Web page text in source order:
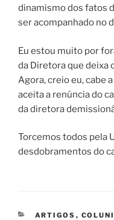
dinamismo dos fatos
ser acompanhado no
Eu estou muito por
da Diretora que deixa
Agora, creio eu, cabe
aceita a renúncia do
da diretora
Torcemos todos pela
desdobramentos do
CATEGORIAS
ARTIGOS ,